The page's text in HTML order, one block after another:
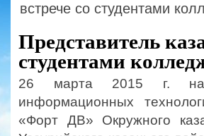
встрече со студентами
Представитель
студентами
26 марта 2015 г.
информационных
«Форт ДВ» Окружного